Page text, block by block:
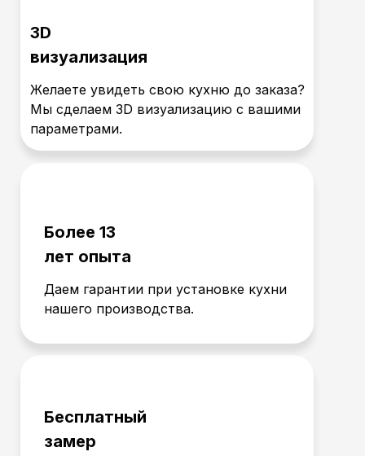
Бесплатный
замер
Даем гарантии при установке кухни
нашего производства.
Более 13
лет опыта
Желаете увидеть свою кухню до заказа?
Мы сделаем 3D визуализацию с вашими
параметрами.
3D
визуализация